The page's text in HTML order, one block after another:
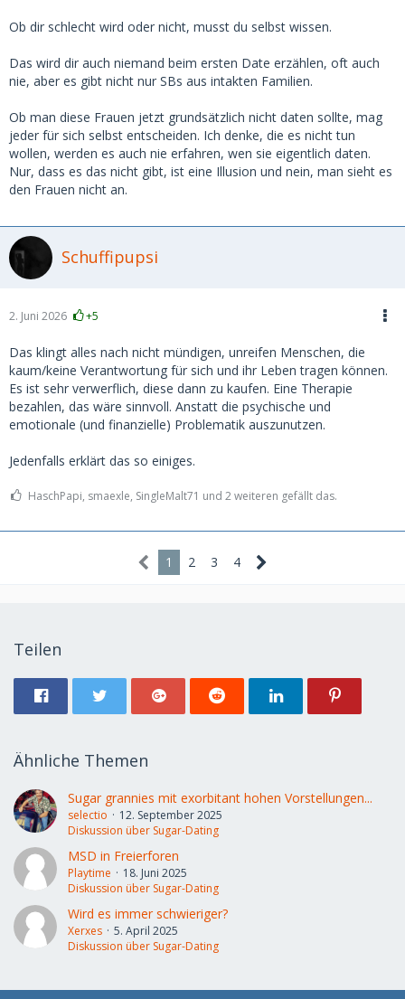
Ob dir schlecht wird oder nicht, musst du selbst wissen.
Das wird dir auch niemand beim ersten Date erzählen, oft auch
nie, aber es gibt nicht nur SBs aus intakten Familien.
Ob man diese Frauen jetzt grundsätzlich nicht daten sollte, mag
jeder für sich selbst entscheiden. Ich denke, die es nicht tun
wollen, werden es auch nie erfahren, wen sie eigentlich daten.
Nur, dass es das nicht gibt, ist eine Illusion und nein, man sieht es
den Frauen nicht an.
Schuffipupsi
2. Juni 2026 +5
Das klingt alles nach nicht mündigen, unreifen Menschen, die
kaum/keine Verantwortung für sich und ihr Leben tragen können.
Es ist sehr verwerflich, diese dann zu kaufen. Eine Therapie
bezahlen, das wäre sinnvoll. Anstatt die psychische und
emotionale (und finanzielle) Problematik auszunutzen.
Jedenfalls erklärt das so einiges.
HaschPapi, smaexle, SingleMalt71 und 2 weiteren gefällt das.
1 2 3 4
Teilen
Ähnliche Themen
Sugar grannies mit exorbitant hohen Vorstellungen...
selectio
12. September 2025
Diskussion über Sugar-Dating
MSD in Freierforen
Playtime
18. Juni 2025
Diskussion über Sugar-Dating
Wird es immer schwieriger?
Xerxes
5. April 2025
Diskussion über Sugar-Dating